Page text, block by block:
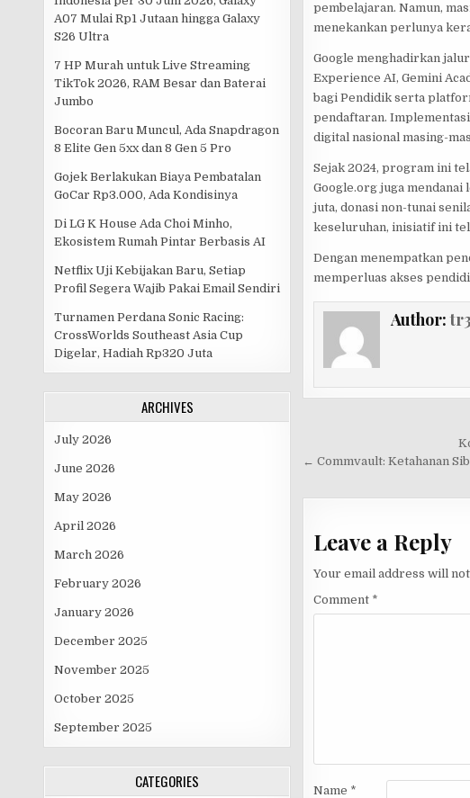
pembelajaran. Namun,
menekankan perlunya
Google menghadirkan
Experience AI, Gemini
bagi Pendidik serta
pendaftaran.
digital nasional masing-
Sejak 2024, program ini
Google.org juga mendanai
juta, donasi non-tunai
keseluruhan, inisiatif ini
Dengan menempatkan
memperluas akses
Author:
navigation
← Commvault: Ketahanan
Leave a Reply
Your email address will
Comment *
Name *
A07 Mulai Rp1 Jutaan hingga Galaxy
S26 Ultra
7 HP Murah untuk Live Streaming
TikTok 2026, RAM Besar dan Baterai
Jumbo
Bocoran Baru Muncul, Ada Snapdragon
8 Elite Gen 5xx dan 8 Gen 5 Pro
Gojek Berlakukan Biaya Pembatalan
GoCar Rp3.000, Ada Kondisinya
Di LG K House Ada Choi Minho,
Ekosistem Rumah Pintar Berbasis AI
Netflix Uji Kebijakan Baru, Setiap
Profil Segera Wajib Pakai Email Sendiri
Turnamen Perdana Sonic Racing:
CrossWorlds Southeast Asia Cup
Digelar, Hadiah Rp320 Juta
ARCHIVES
July 2026
June 2026
May 2026
April 2026
March 2026
February 2026
January 2026
December 2025
November 2025
October 2025
September 2025
CATEGORIES